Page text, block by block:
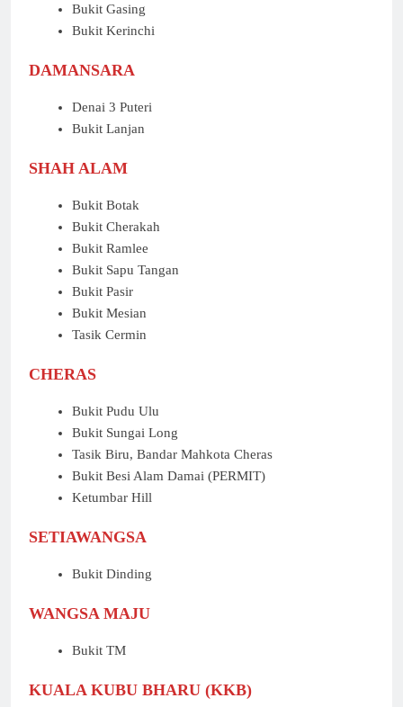
Bukit Gasing
Bukit Kerinchi
DAMANSARA
Denai 3 Puteri
Bukit Lanjan
SHAH ALAM
Bukit Botak
Bukit Cherakah
Bukit Ramlee
Bukit Sapu Tangan
Bukit Pasir
Bukit Mesian
Tasik Cermin
CHERAS
Bukit Pudu Ulu
Bukit Sungai Long
Tasik Biru, Bandar Mahkota Cheras
Bukit Besi Alam Damai (PERMIT)
Ketumbar Hill
SETIAWANGSA
Bukit Dinding
WANGSA MAJU
Bukit TM
KUALA KUBU BHARU (KKB)